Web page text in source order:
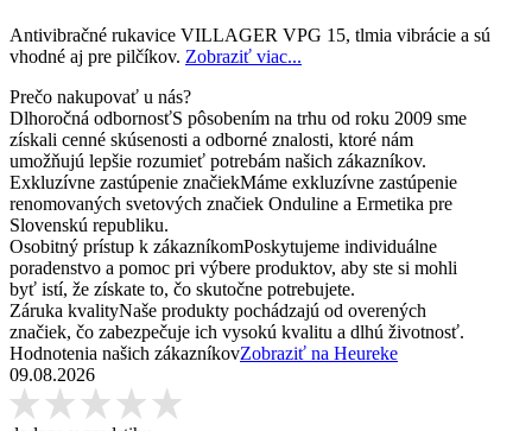
Antivibračné rukavice VILLAGER VPG 15, tlmia vibrácie a sú
vhodné aj pre pilčíkov. Zobraziť viac...
Prečo nakupovať u nás?
Dlhoročná odbornosťS pôsobením na trhu od roku 2009 sme
získali cenné skúsenosti a odborné znalosti, ktoré nám
umožňujú lepšie rozumieť potrebám našich zákazníkov.
Exkluzívne zastúpenie značiekMáme exkluzívne zastúpenie
renomovaných svetových značiek Onduline a Ermetika pre
Slovenskú republiku.
Osobitný prístup k zákazníkomPoskytujeme individuálne
poradenstvo a pomoc pri výbere produktov, aby ste si mohli
byť istí, že získate to, čo skutočne potrebujete.
Záruka kvalityNaše produkty pochádzajú od overených
značiek, čo zabezpečuje ich vysokú kvalitu a dlhú životnosť.
Hodnotenia našich zákazníkovZobraziť na Heureke
09.08.2026